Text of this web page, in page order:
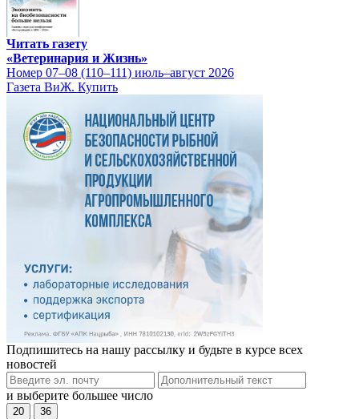
Читать газету
«Ветеринария и Жизнь»
Номер 07–08 (110–111) июль–август 2026
Газета ВиЖ. Купить
Подпишитесь на нашу рассылку и будьте в курсе всех
новостей
и выберите большее число
20 36